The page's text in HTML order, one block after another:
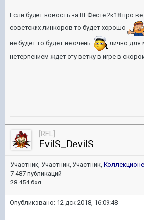
Если будет новость на ВГФесте 2к18 про
советских линкоров то будет хорошо
не будет,то будет не очень
лично для
нетерпением ждет эту ветку в игре в
[RFL]
EvilS_DevilS
Участник, Участник, Участник,
7 487 публикаций
28 454 боя
Опубликовано: 12 дек 2018, 16:09:48